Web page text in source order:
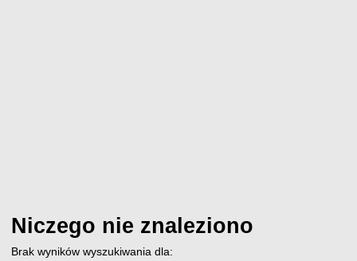
Niczego nie znaleziono
Brak wyników wyszukiwania dla: